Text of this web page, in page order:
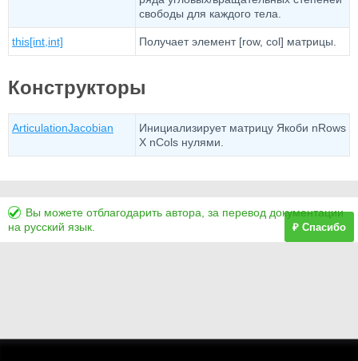
свободы для каждого тела.
this[int,int] Получает элемент [row, col] матрицы.
Конструкторы
ArticulationJacobian
Инициализирует матрицу Якоби nRows
X nCols нулями.
Вы можете отблагодарить автора, за перевод документации
на русский язык.
₽ Спасибо